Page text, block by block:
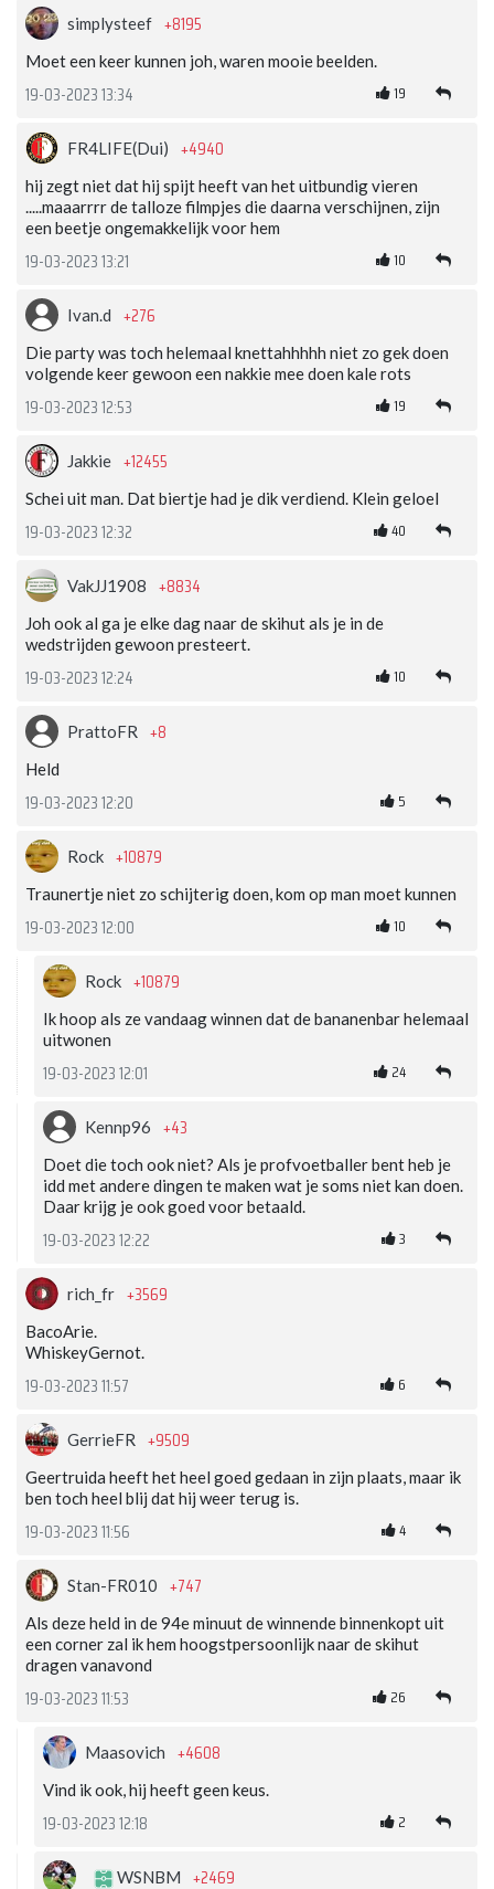
simplysteef +8195
Moet een keer kunnen joh, waren mooie beelden.
19-03-2023 13:34 19
FR4LIFE(Dui) +4940
hij zegt niet dat hij spijt heeft van het uitbundig vieren
.....maaarrrr de talloze filmpjes die daarna verschijnen, zijn
een beetje ongemakkelijk voor hem
19-03-2023 13:21 10
Ivan.d +276
Die party was toch helemaal knettahhhhh niet zo gek doen
volgende keer gewoon een nakkie mee doen kale rots
19-03-2023 12:53 19
Jakkie +12455
Schei uit man. Dat biertje had je dik verdiend. Klein geloel
19-03-2023 12:32 40
VakJJ1908 +8834
Joh ook al ga je elke dag naar de skihut als je in de
wedstrijden gewoon presteert.
19-03-2023 12:24 10
PrattoFR +8
Held
19-03-2023 12:20 5
Rock +10879
Traunertje niet zo schijterig doen, kom op man moet kunnen
19-03-2023 12:00 10
Rock +10879
Ik hoop als ze vandaag winnen dat de bananenbar helemaal
uitwonen
19-03-2023 12:01 24
Kennp96 +43
Doet die toch ook niet? Als je profvoetballer bent heb je
idd met andere dingen te maken wat je soms niet kan doen.
Daar krijg je ook goed voor betaald.
19-03-2023 12:22 3
rich_fr +3569
BacoArie.
WhiskeyGernot.
19-03-2023 11:57 6
GerrieFR +9509
Geertruida heeft het heel goed gedaan in zijn plaats, maar ik
ben toch heel blij dat hij weer terug is.
19-03-2023 11:56 4
Stan-FR010 +747
Als deze held in de 94e minuut de winnende binnenkopt uit
een corner zal ik hem hoogstpersoonlijk naar de skihut
dragen vanavond
19-03-2023 11:53 26
Maasovich +4608
Vind ik ook, hij heeft geen keus.
19-03-2023 12:18 2
WSNBM +2469